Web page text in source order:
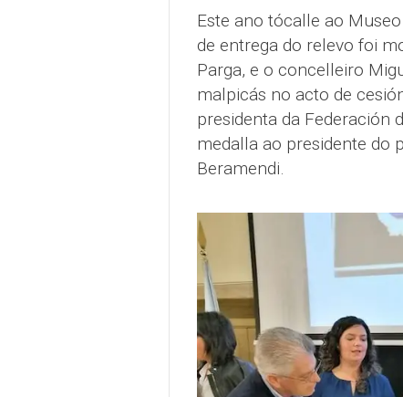
Este ano tócalle ao
de entrega do relevo foi
Parga, e o concelleiro
malpicás no acto de
presidenta da Federación
medalla ao presidente do
Beramendi.